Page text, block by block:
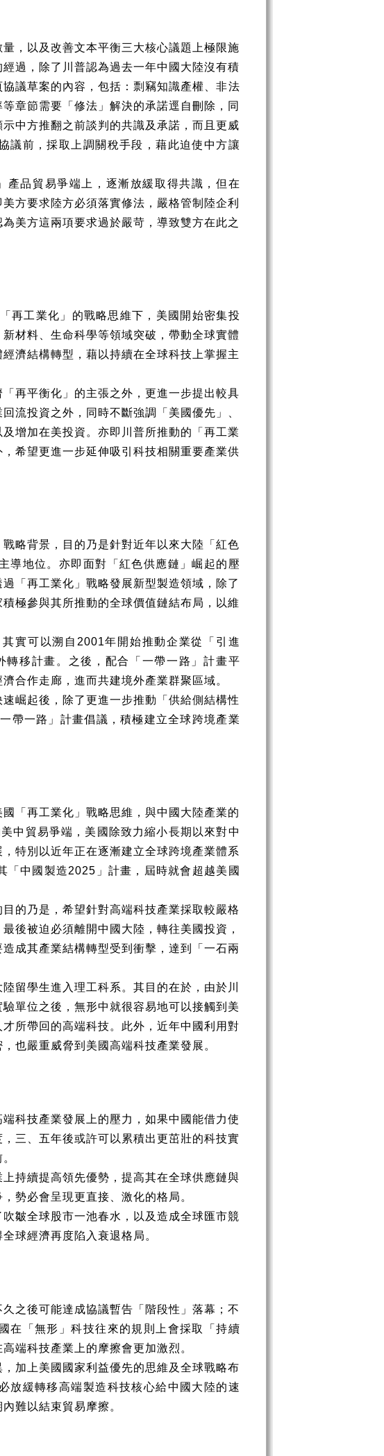
，以及改善文本平衡三大核心議題上極限施
過，除了川普認為過去一年中國大陸沒有積
協議草案的內容，包括：剽竊知識產權、非法
章節需要「修法」解決的承諾逕自刪除，同
中方推翻之前談判的共識及承諾，而且更威
議前，採取上調關稅手段，藉此迫使中方讓
產品貿易爭端上，逐漸放緩取得共識，但在
方要求陸方必須落實修法，嚴格管制陸企利
美方這兩項要求過於嚴苛，導致雙方在此之
再工業化」的戰略思維下，美國開始密集投
材料、生命科學等領域突破，帶動全球實體
濟結構轉型，藉以持續在全球科技上掌握主
再平衡化」的主張之外，更進一步提出較具
流投資之外，同時不斷強調「美國優先」、
增加在美投資。亦即川普所推動的「再工業
希望更進一步延伸吸引科技相關重要產業供
略背景，目的乃是針對近年以來大陸「紅色
導地位。亦即面對「紅色供應鏈」崛起的壓
「再工業化」戰略發展新型製造領域，除了
極參與其所推動的全球價值鏈結布局，以維
實可以溯自 2001年開始推動企業從「引進
轉移計畫。之後，配合「一帶一路」計畫平
合作走廊，進而共建境外產業群聚區域。
崛起後，除了更進一步推動「供給側結構性
帶一路」計畫倡議，積極建立全球跨境產業
「再工業化」戰略思維，與中國大陸產業的
中貿易爭端，美國除致力縮小長期以來對中
特別以近年正在逐漸建立全球跨境產業體系
「中國製造2025 」計畫，屆時就會超越美國
的乃是，希望針對高端科技產業採取較嚴格
後被迫必須離開中國大陸，轉往美國投資，
成其產業結構轉型受到衝擊，達到「一石兩
留學生進入理工科系。其目的在於，由於川
單位之後，無形中就很容易地可以接觸到美
所帶回的高端科技。此外，近年中國利用對
也嚴重威脅到美國高端科技產業發展。
科技產業發展上的壓力，如果中國能借力使
三、五年後或許可以累積出更茁壯的科技實
持續提高領先優勢，提高其在全球供應鏈與
勢必會呈現更直接、激化的格局。
皺全球股市一池春水，以及造成全球匯市競
球經濟再度陷入衰退格局。
之後可能達成協議暫告「階段性」落幕；不
在「無形」科技往來的規則上會採取「持續
端科技產業上的摩擦會更加激烈。
加上美國國家利益優先的思維及全球戰略布
放緩轉移高端製造科技核心給中國大陸的速
難以結束貿易摩擦。